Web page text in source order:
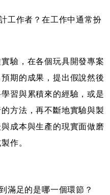
工作者？在工作中通常扮
驗，在各個玩具開發專案
期的成果，提出假說然後
習與累積來的經驗，或是
方法，再不斷地實驗與製
成本與生產的現實面做磨
作。
滿足的是哪一個環節？